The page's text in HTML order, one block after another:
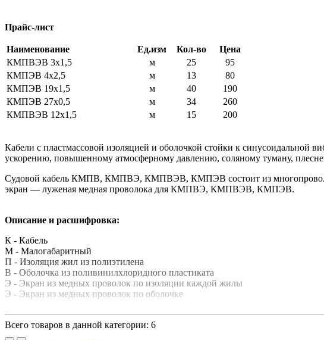
Прайс-лист
Наименование Ед.изм Кол-во
Цена
КМПВЭВ 3х1,5
м 25
95
КМПЭВ 4х2,5
м 13
80
КМПЭВ 19х1,5
м 40
190
КМПЭВ 27х0,5
м 34
260
КМПВЭВ 12х1,5
м 15 200
Кабели с пластмассовой изоляцией и оболочкой стойки к синусоидальной
ускорению, повышенному атмосферному давлению, соляному туману,
Судовой кабель КМПВ, КМПВЭ, КМПВЭВ, КМПЭВ состоит из
экран — луженая медная проволока для КМПВЭ, КМПВЭВ, КМПЭВ.
Описание и расшифровка:
К - Кабель
М - Малогабаритный
П - Изоляция жил из полиэтилена
В - Оболочка из поливинилхлоридного пластиката
Э - Экран из медных проволок по изоляции каждой жилы
Э - Экран из медных проволок по оболочке
Всего товаров в данной категории: 6